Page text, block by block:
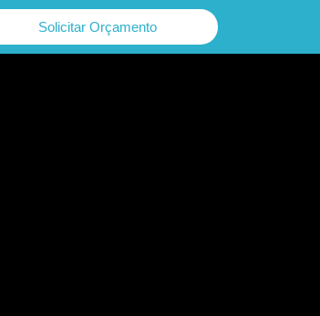
Solicitar Orçamento